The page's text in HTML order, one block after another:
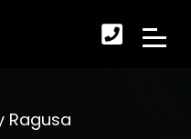
APRI
Ragusa